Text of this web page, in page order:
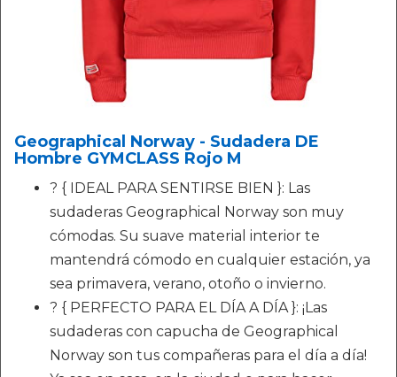
Geographical Norway - Sudadera DE
Hombre GYMCLASS Rojo M
? { IDEAL PARA SENTIRSE BIEN }: Las
sudaderas Geographical Norway son muy
cómodas. Su suave material interior te
mantendrá cómodo en cualquier estación, ya
sea primavera, verano, otoño o invierno.
? { PERFECTO PARA EL DÍA A DÍA }: ¡Las
sudaderas con capucha de Geographical
Norway son tus compañeras para el día a día!